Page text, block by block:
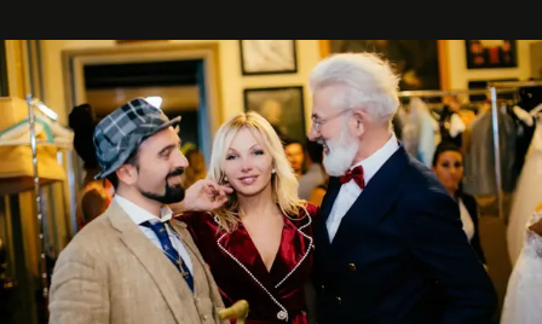
самыми искренними пожеланиями и теплом, ваша
командаL’Officiel Baltic .